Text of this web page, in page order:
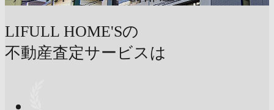
LIFULL HOME'Sの
不動産査定サービスは